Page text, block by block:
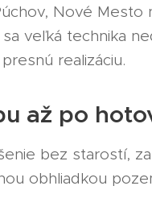
Nové
veľká technika
realizáciu.
až po
bez starostí,
obhliadkou